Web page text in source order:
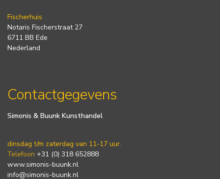
Fischerhuis
Notaris Fischerstraat 27
6711 BB Ede
Nederland
Contactgegevens
Simonis & Buunk Kunsthandel
dinsdag t/m zaterdag van 11-17 uur.
Telefoon +31 (0) 318 652888
www.simonis-buunk.nl
info@simonis-buunk.nl